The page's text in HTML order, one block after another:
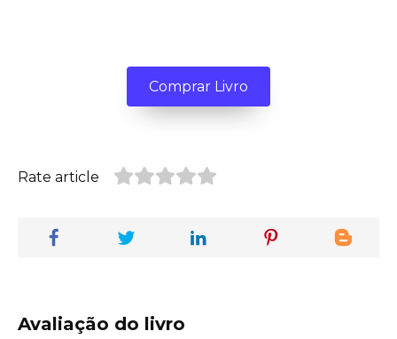
Comprar Livro
Rate article
Avaliação do livro